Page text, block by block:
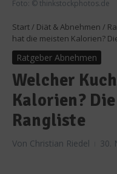
Foto: © thinkstockphotos.de
Start / Diät & Abnehmen /
hat die meisten Kalorien?
Ratgeber Abnehmen
Welcher
Kalorien?
Rangliste
Von Christian Riedel 30.